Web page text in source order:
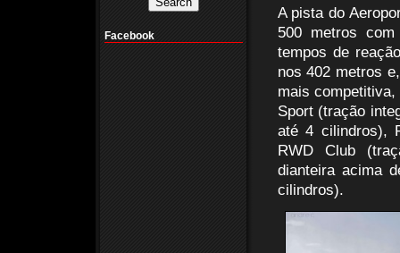
A pista do
500 metros
tempos de
nos 402 metros
mais
Sport (tração
até 4 cilindros),
RWD Club
dianteira acima
cilindros).
Facebook